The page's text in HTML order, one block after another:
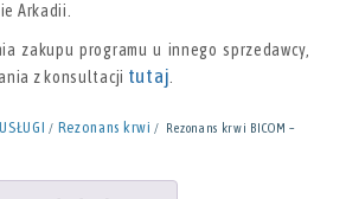
Arkadii.
zakupu programu u innego sprzedawcy,
z konsultacji tutaj
/ Rezonans krwi / Rezonans krwi BICOM –